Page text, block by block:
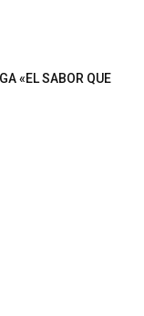
«EL SABOR QUE